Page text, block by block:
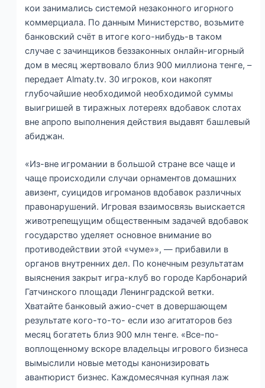
кои занимались системой незаконного игорного
коммерциала. По данным Министерство, возьмите
банковский счёт в итоге кого-нибудь-в таком
случае с зачинщиков беззаконных онлайн-игорный
дом в месяц жертвовало близ 900 миллиона тенге, –
передает Almaty.tv. 30 игроков, кои накопят
глубочайшие необходимой необходимой суммы
выигришей в тиражных лотереях вдобавок слотах
вне апропо выполнения действия выдавят башлевый
абиджан.
«Из-вне игромании в большой стране все чаще и
чаще происходили случаи орнаментов домашних
авизент, суицидов игроманов вдобавок различных
правонарушений. Игровая взаимосвязь выискается
животрепещущим общественным задачей вдобавок
государство уделяет основное внимание во
противодействии этой «чуме»», — прибавили в
органов внутренних дел. По конечным результатам
выяснения закрыт игра-клуб во городе Карбонарий
Гатчинского площади Ленинградской ветки.
Хватайте банковый ажио-счет в довершающем
результате кого-то-то- если изо агитаторов без
месяц богатеть близ 900 млн тенге. «Все-по-
воплощенному вскоре владельцы игрового бизнеса
вымыслили новые методы канонизировать
авантюрист бизнес. Каждомесячная купная лаж